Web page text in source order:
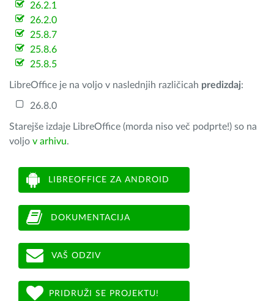
26.2.1
26.2.0
25.8.7
25.8.6
25.8.5
LibreOffice je na voljo v naslednjih različicah predizdaj:
26.8.0
Starejše izdaje LibreOffice (morda niso več podprte!) so na
voljo v arhivu.
LIBREOFFICE ZA ANDROID
DOKUMENTACIJA
VAŠ ODZIV
PRIDRUŽI SE PROJEKTU!